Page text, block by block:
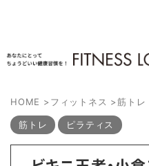
HOME >フィットネス >筋トレ
筋トレ ピラティス